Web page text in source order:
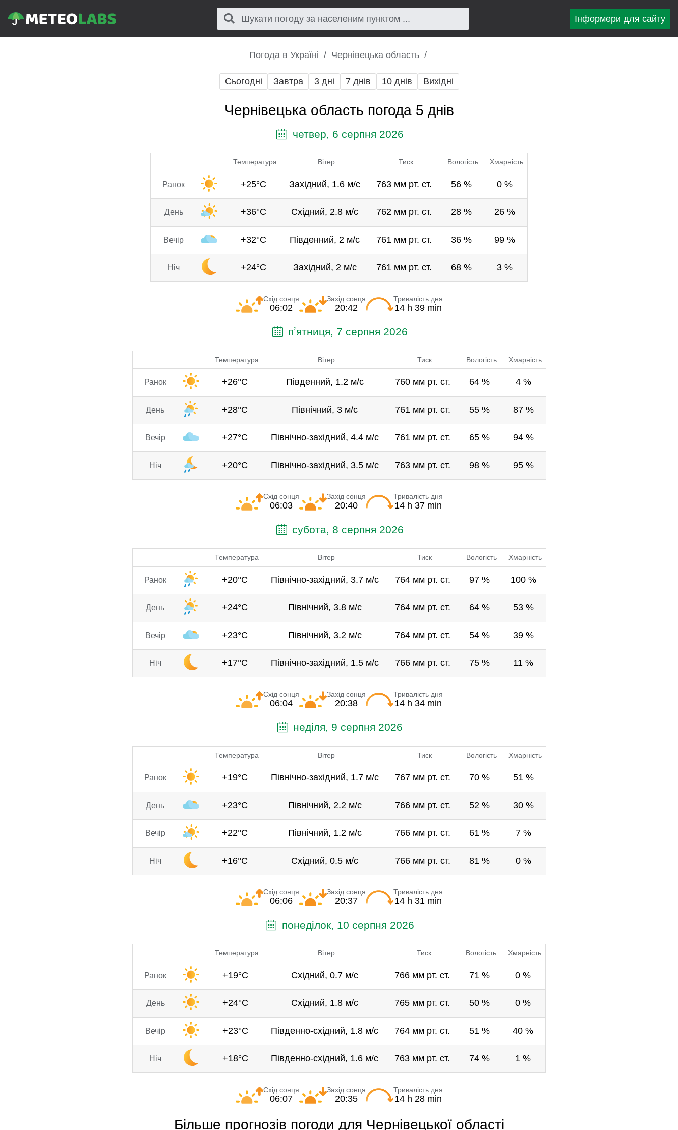
Інформери для сайту
Погода в Україні Чернівецька область
Сьогодні Завтра 3 дні 7 днів 10 днів Вихідні
Чернівецька область погода 5 днів
четвер, 6 серпня 2026
Температура Вітер Тиск Вологість Хмарність
Ранок +25°C Західний, 1.6 м/с 763 мм рт. ст. 56 % 0 %
День +36°C Східний, 2.8 м/с 762 мм рт. ст. 28 % 26 %
Вечір +32°C Південний, 2 м/с 761 мм рт. ст. 36 % 99 %
Ніч +24°C Західний, 2 м/с 761 мм рт. ст. 68 % 3 %
Схід сонця
06:02
Захід сонця
20:42
Тривалість дня
14 h 39 min
пʼятниця, 7 серпня 2026
Температура Вітер Тиск Вологість Хмарність
Ранок +26°C Південний, 1.2 м/с 760 мм рт. ст. 64 % 4 %
День +28°C Північний, 3 м/с 761 мм рт. ст. 55 % 87 %
Вечір +27°C Північно-західний, 4.4 м/с 761 мм рт. ст. 65 % 94 %
Ніч +20°C Північно-західний, 3.5 м/с 763 мм рт. ст. 98 % 95 %
Схід сонця
06:03
Захід сонця
20:40
Тривалість дня
14 h 37 min
субота, 8 серпня 2026
Температура Вітер Тиск Вологість Хмарність
Ранок +20°C Північно-західний, 3.7 м/с 764 мм рт. ст. 97 % 100 %
День +24°C Північний, 3.8 м/с 764 мм рт. ст. 64 % 53 %
Вечір +23°C Північний, 3.2 м/с 764 мм рт. ст. 54 % 39 %
Ніч +17°C Північно-західний, 1.5 м/с 766 мм рт. ст. 75 % 11 %
Схід сонця
06:04
Захід сонця
20:38
Тривалість дня
14 h 34 min
неділя, 9 серпня 2026
Температура Вітер Тиск Вологість Хмарність
Ранок +19°C Північно-західний, 1.7 м/с 767 мм рт. ст. 70 % 51 %
День +23°C Північний, 2.2 м/с 766 мм рт. ст. 52 % 30 %
Вечір +22°C Північний, 1.2 м/с 766 мм рт. ст. 61 % 7 %
Ніч +16°C Східний, 0.5 м/с 766 мм рт. ст. 81 % 0 %
Схід сонця
06:06
Захід сонця
20:37
Тривалість дня
14 h 31 min
понеділок, 10 серпня 2026
Температура Вітер Тиск Вологість Хмарність
Ранок +19°C Східний, 0.7 м/с 766 мм рт. ст. 71 % 0 %
День +24°C Східний, 1.8 м/с 765 мм рт. ст. 50 % 0 %
Вечір +23°C Південно-східний, 1.8 м/с 764 мм рт. ст. 51 % 40 %
Ніч +18°C Південно-східний, 1.6 м/с 763 мм рт. ст. 74 % 1 %
Схід сонця
06:07
Захід сонця
20:35
Тривалість дня
14 h 28 min
Більше прогнозів погоди для Чернівецької області